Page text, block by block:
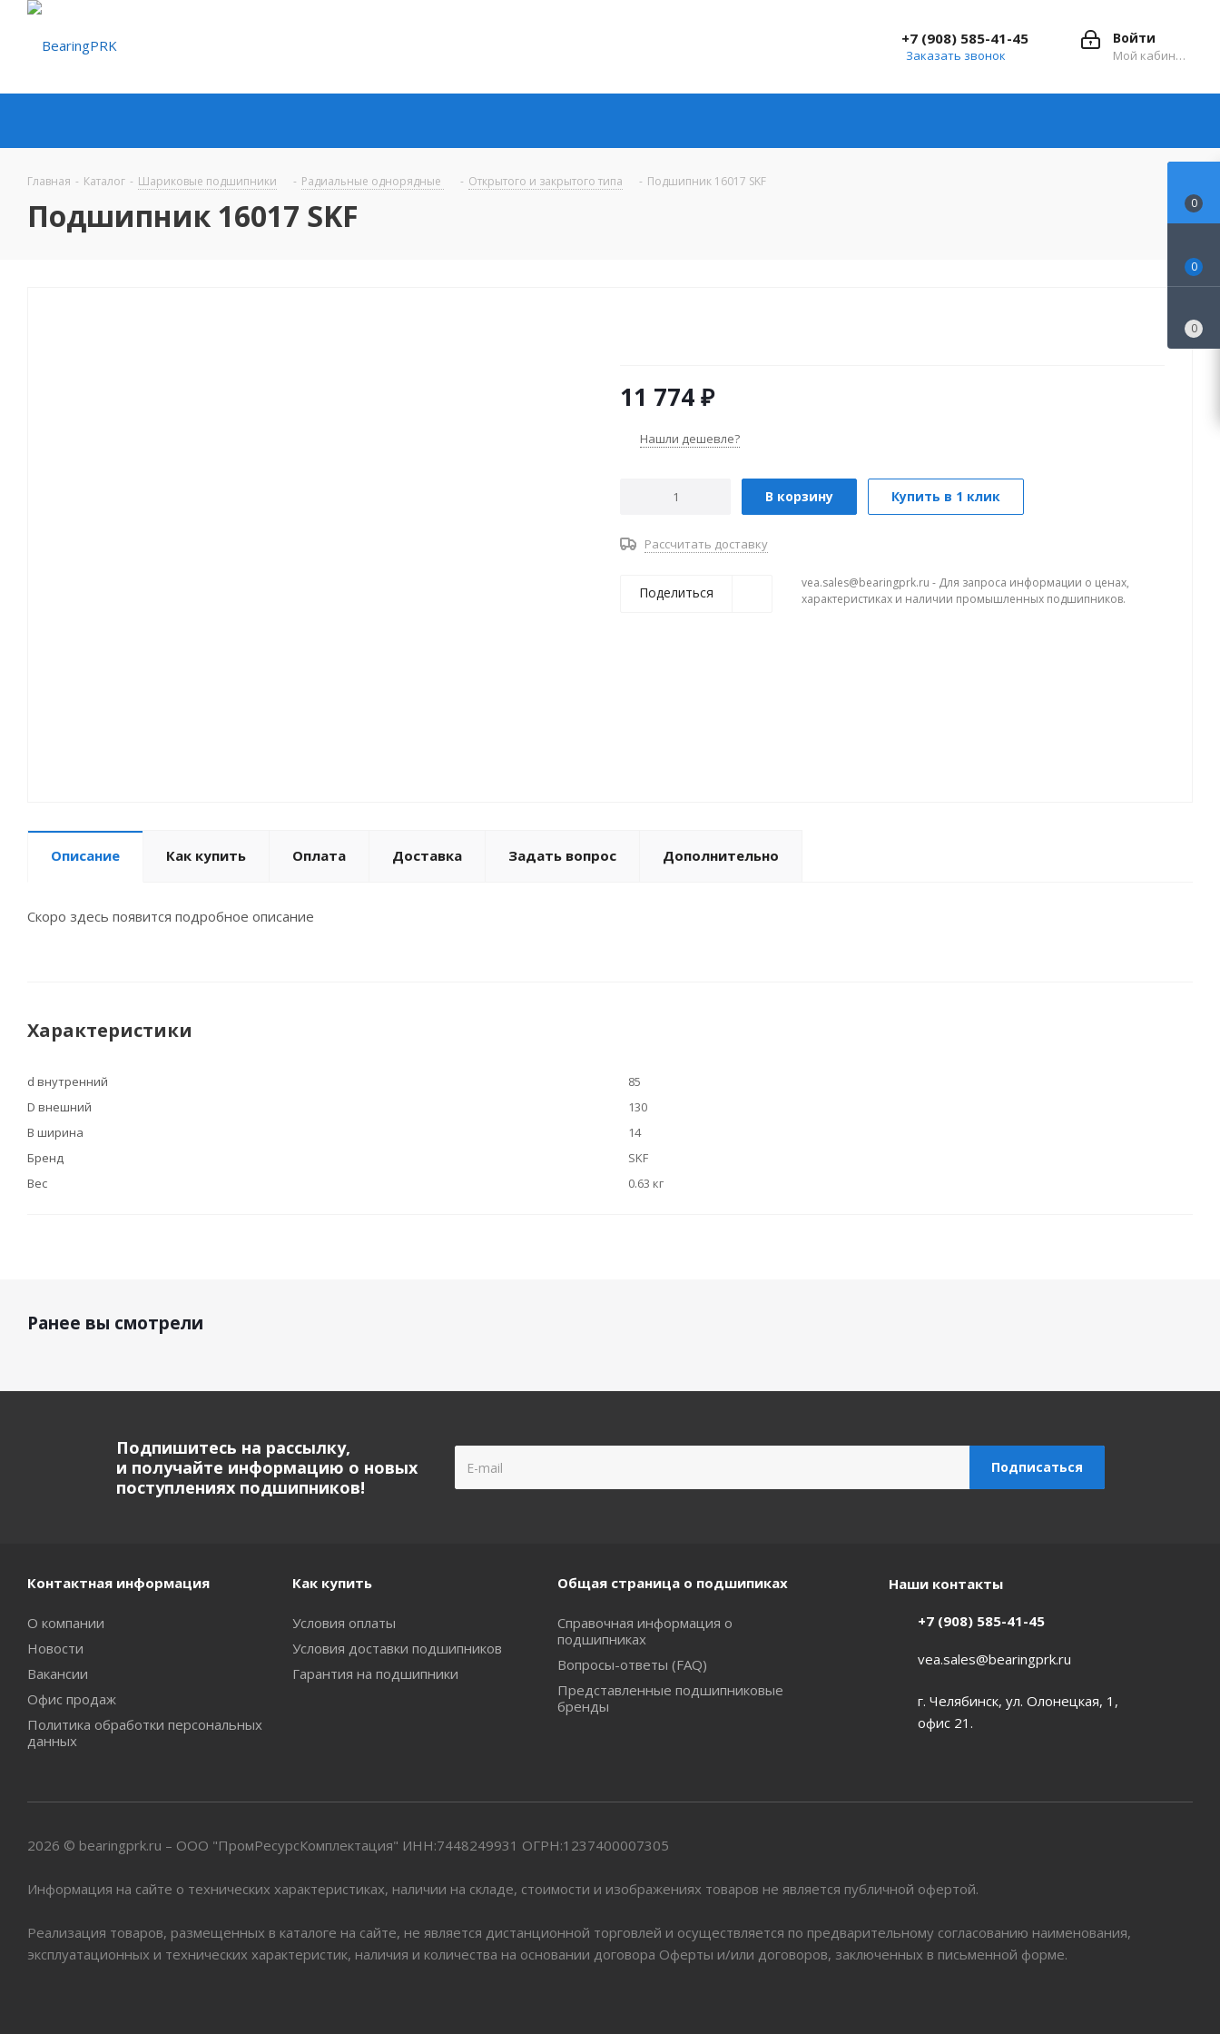
Войти
Мой кабинет
+7 (908) 585-41-45
Заказать звонок
Главная - Каталог - Шариковые подшипники - Радиальные однорядные - Открытого и закрытого типа - Подшипник 16017 SKF
Подшипник 16017 SKF
11 774₽
Нашли дешевле?
В корзину Купить в 1 клик
Рассчитать доставку
Поделиться
vea.sales@bearingprk.ru - Для запроса информации о ценах,
характеристиках и наличии промышленных подшипников.
Описание Как купить Оплата Доставка Задать вопрос Дополнительно
Скоро здесь появится подробное описание
Характеристики
d внутренний
85
D внешний
130
B ширина
14
Бренд
SKF
Вес
0.63 кг
Ранее вы смотрели
Подпишитесь на рассылку,
и получайте информацию о новых
поступлениях подшипников!
Контактная информация
О компании
Новости
Вакансии
Офис продаж
Политика обработки персональных
данных
Как купить
Условия оплаты
Условия доставки подшипников
Гарантия на подшипники
Общая страница о подшипиках
Справочная информация о
подшипниках
Вопросы-ответы (FAQ)
Представленные подшипниковые
бренды
Наши контакты
+7 (908) 585-41-45
vea.sales@bearingprk.ru
г. Челябинск, ул. Олонецкая, 1,
офис 21.
2026 © bearingprk.ru – ООО "ПромРесурсКомплектация" ИНН:7448249931 ОГРН:1237400007305
Информация на сайте о технических характеристиках, наличии на складе, стоимости и изображениях товаров не является публичной офертой.
Реализация товаров, размещенных в каталоге на сайте, не является дистанционной торговлей и осуществляется по предварительному согласованию наименования,
эксплуатационных и технических характеристик, наличия и количества на основании договора Оферты и/или договоров, заключенных в письменной форме.
0
0
0